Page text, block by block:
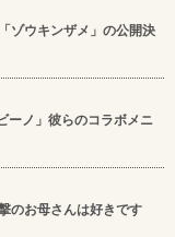
ゾウキンザメ」の公開決
ーノ」彼らのコラボメニ
のお母さんは好きです